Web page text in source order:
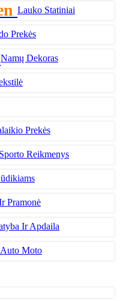
Lauko Statiniai
Prekės
Namų Dekoras
Prekės
Sporto Reikmenys
Pramonė
Ir Apdaila
Auto Moto